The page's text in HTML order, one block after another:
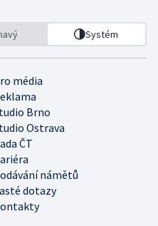
Systém
média
Brno
Ostrava
ČT
námětů
dotazy